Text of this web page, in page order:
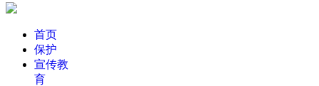
首页
保护
宣传教
育